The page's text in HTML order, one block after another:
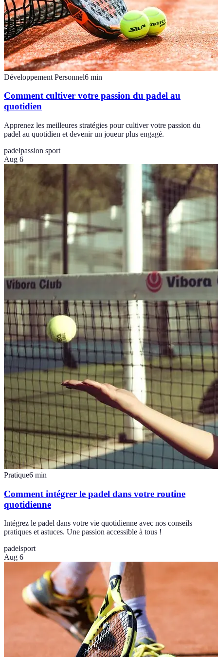
Développement Personnel6 min
Comment cultiver votre passion du padel au
quotidien
Apprenez les meilleures stratégies pour cultiver votre passion du
padel au quotidien et devenir un joueur plus engagé.
padelpassion sport
Aug 6
Pratique6 min
Comment intégrer le padel dans votre routine
quotidienne
Intégrez le padel dans votre vie quotidienne avec nos conseils
pratiques et astuces. Une passion accessible à tous !
padelsport
Aug 6